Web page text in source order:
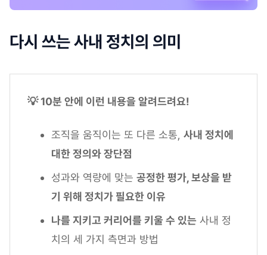
다시 쓰는 사내 정치의 의미
💡 10분 안에 이런 내용을 알려드려요!
조직을 움직이는 또 다른 소통, 사내 정치에
대한 정의와 장단점
성과와 역량에 맞는 공정한 평가, 보상을 받
기 위해 정치가 필요한 이유
나를 지키고 커리어를 키울 수 있는 사내 정
치의 세 가지 측면과 방법